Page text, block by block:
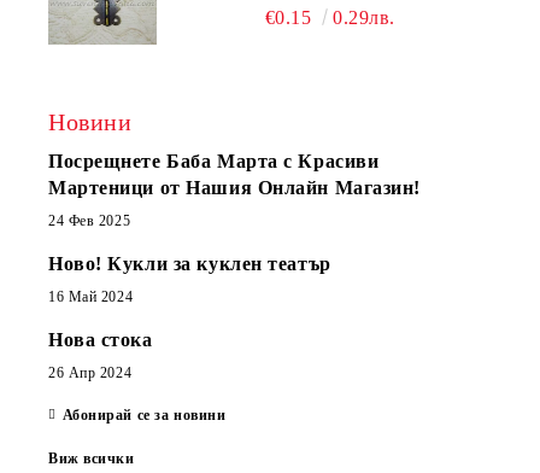
€0.15 0.29лв.
Новини
Посрещнете Баба Марта с Красиви
Мартеници от Нашия Онлайн Магазин!
24 Фев 2025
Ново! Кукли за куклен театър
16 Май 2024
Нова стока
26 Апр 2024
Абонирай се за новини
Виж всички